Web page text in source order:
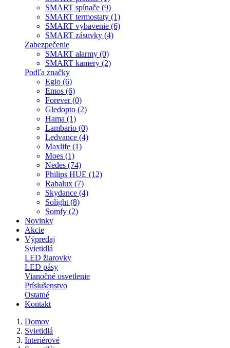
SMART spínače (9)
SMART termostaty (1)
SMART vybavenie (6)
SMART zásuvky (4)
Zabezpečenie
SMART alarmy (0)
SMART kamery (2)
Podľa značky
Eglo (6)
Emos (6)
Forever (0)
Gledopto (2)
Hama (1)
Lambario (0)
Ledvance (4)
Maxlife (1)
Moes (1)
Nedes (74)
Philips HUE (12)
Rabalux (7)
Skydance (4)
Solight (8)
Somfy (2)
Novinky
Akcie
Výpredaj
Svietidlá
LED žiarovky
LED pásy
Vianočné osvetlenie
Príslušenstvo
Ostatné
Kontakt
Domov
Svietidlá
Interiérové